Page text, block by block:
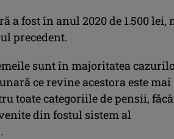
a fost în anul 2020 de 1.500 lei,
precedent.
sunt în majoritatea
ce revine acestora este mai
toate categoriile de pensii,
din fostul sistem al